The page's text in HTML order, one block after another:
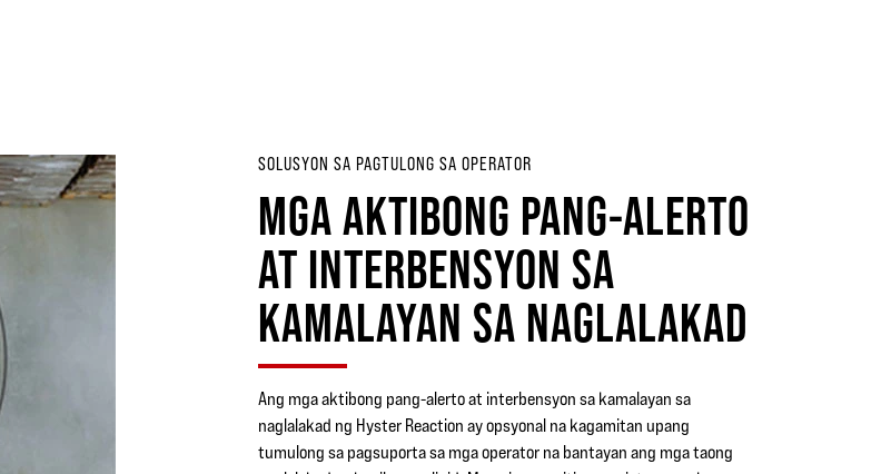
SOLUSYON SA PAGTULONG SA OPERATOR
MGA AKTIBONG PANG-ALERTO
AT INTERBENSYON SA
KAMALAYAN SA NAGLALAKAD
Ang mga aktibong pang-alerto at interbensyon sa kamalayan sa
naglalakad ng Hyster Reaction ay opsyonal na kagamitan upang
tumulong sa pagsuporta sa mga operator na bantayan ang mga taong